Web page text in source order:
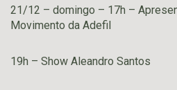
21/12 – domingo – 17h –
Movimento da Adefil
19h – Show Aleandro Santos